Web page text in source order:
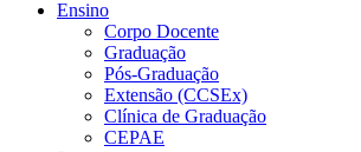
Ensino
Corpo Docente
Graduação
Pós-Graduação
Extensão (CCSEx)
Clínica de Graduação
CEPAE